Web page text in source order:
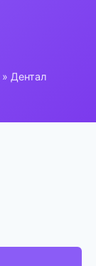
» Дентал